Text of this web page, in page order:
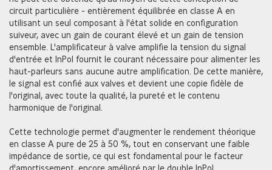
circuit particulière - entièrement équilibrée en classe A en
utilisant un seul composant à l'état solide en configuration
suiveur, avec un gain de courant élevé et un gain de tension
ensemble. L'amplificateur à valve amplifie la tension du signal
d'entrée et InPol fournit le courant nécessaire pour alimenter les
haut-parleurs sans aucune autre amplification. De cette manière,
le signal est confié aux valves et devient une copie fidèle de
l'original, avec toute la qualité, la pureté et le contenu
harmonique de l'original.
Cette technologie permet d'augmenter le rendement théorique
en classe A pure de 25 à 50 %, tout en conservant une faible
impédance de sortie, ce qui est fondamental pour le facteur
d'amortissement, encore amélioré par le double InPoL.